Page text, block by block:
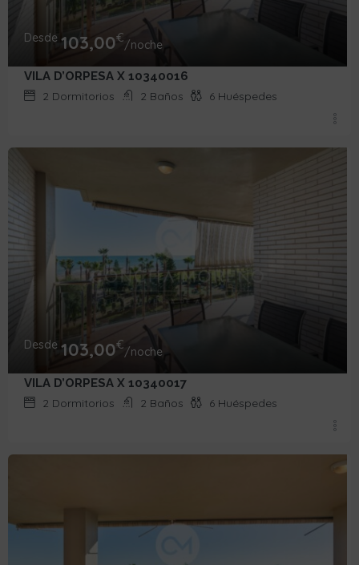
Desde 103,00€/noche
VILA D’ORPESA X 10340016
2 Dormitorios 2 Baños 6 Huéspedes
Desde 103,00€/noche
VILA D’ORPESA X 10340017
2 Dormitorios 2 Baños 6 Huéspedes